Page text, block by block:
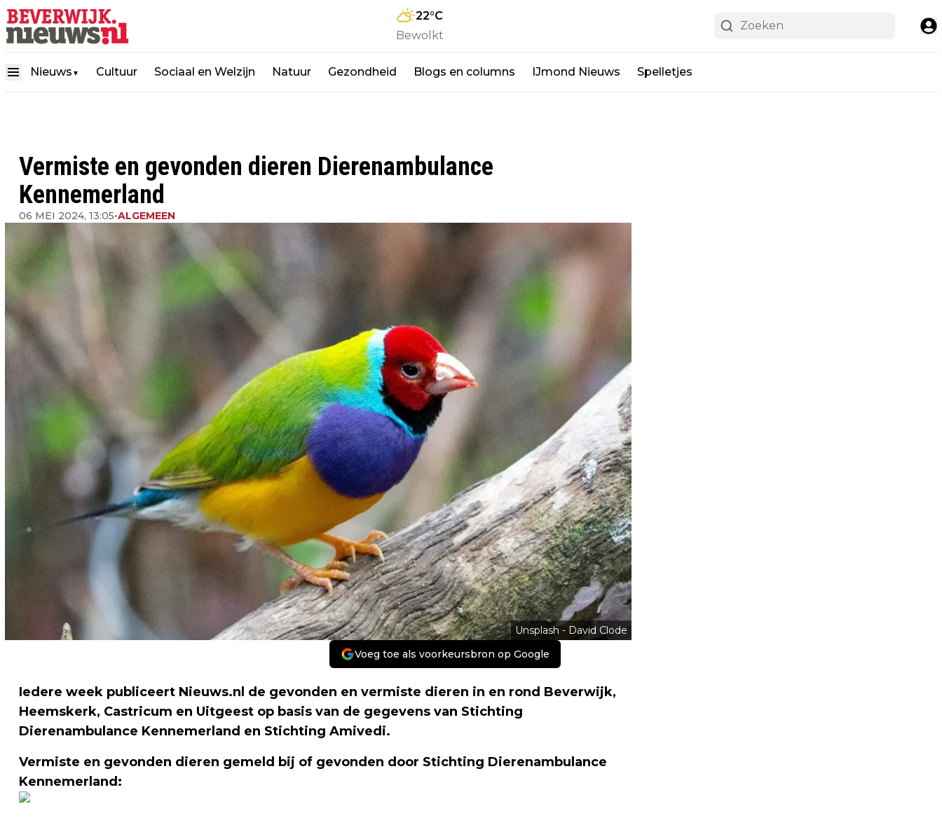
22°C
Bewolkt
Nieuws ▼ Cultuur Sociaal en Welzijn Natuur Gezondheid Blogs en columns IJmond Nieuws Spelletjes
Vermiste en gevonden dieren Dierenambulance
Kennemerland
06 MEI 2024, 13:05•ALGEMEEN
Unsplash - David Clode
Voeg toe als voorkeursbron op Google
Iedere week publiceert Nieuws.nl de gevonden en vermiste dieren in en rond Beverwijk,
Heemskerk, Castricum en Uitgeest op basis van de gegevens van Stichting
Dierenambulance Kennemerland en Stichting Amivedi.
Vermiste en gevonden dieren gemeld bij of gevonden door Stichting Dierenambulance
Kennemerland: